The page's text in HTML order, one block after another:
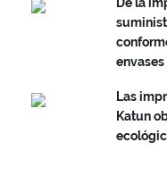
De la
envases
Las
Katun